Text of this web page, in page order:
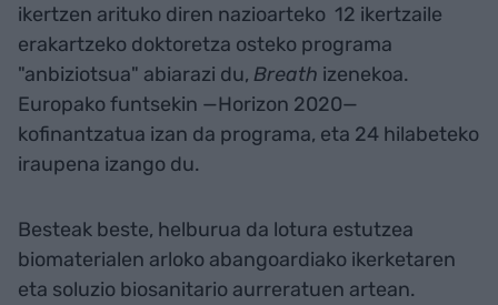
ikertzen arituko diren nazioarteko 12 ikertzaile
erakartzeko doktoretza osteko programa
"anbiziotsua" abiarazi du, Breath izenekoa.
Europako funtsekin —Horizon 2020—
kofinantzatua izan da programa, eta 24 hilabeteko
iraupena izango du.
Besteak beste, helburua da lotura estutzea
biomaterialen arloko abangoardiako ikerketaren
eta soluzio biosanitario aurreratuen artean.